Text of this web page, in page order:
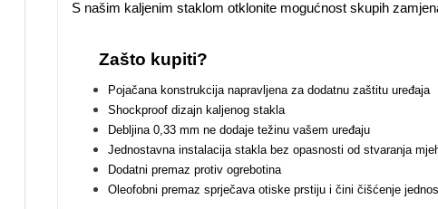
S našim kaljenim staklom otklonite mogućnost skupih
Zašto kupiti?
Pojačana konstrukcija napravljena za dodatnu zaštitu uređaja
Shockproof dizajn kaljenog stakla
Debljina 0,33 mm ne dodaje težinu vašem uređaju
Jednostavna instalacija stakla bez opasnosti od stvaranja
Dodatni premaz protiv ogrebotina
Oleofobni premaz sprječava otiske prstiju i čini čišćenje
Valentinovo